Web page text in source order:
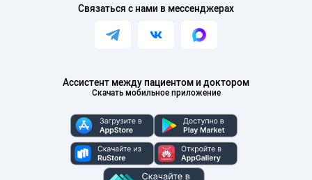
Ассистент между пациентом и доктором
Скачать мобильное приложение
Связаться с нами в мессенджерах